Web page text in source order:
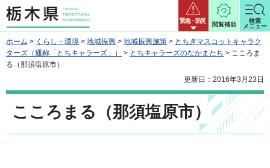
栃木県 緊急・防災
閲覧補助
検索
メニュー
ホーム > くらし・環境 > 地域振興 > 地域振興施策 > とちぎマスコットキャラク
ターズ（通称「とちキャラーズ」）
> とちキャラーズのなかまたち > こころま
る（那須塩原市）
更新日：2016年3月23日
こころまる（那須塩原市）